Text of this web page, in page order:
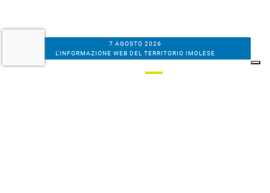
7 AGOSTO 2026
L'INFORMAZIONE WEB DEL TERRITORIO IMOLESE